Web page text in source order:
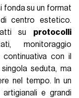
fonda su un format
centro estetico.
su protocolli
monitoraggio
con il
seduta, ma
nel tempo. In un
e grandi